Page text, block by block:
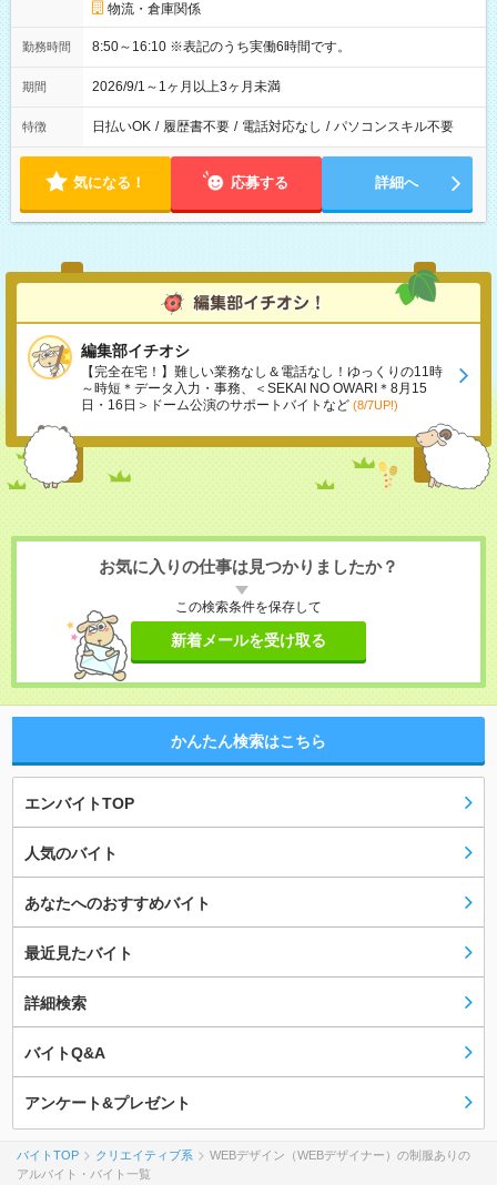
物流・倉庫関係
勤務時間 8:50～16:10 ※表記のうち実働6時間です。
期間 2026/9/1～1ヶ月以上3ヶ月未満
特徴 日払いOK / 履歴書不要 / 電話対応なし / パソコンスキル不要
気になる！ 応募する 詳細へ
編集部イチオシ
【完全在宅！】難しい業務なし＆電話なし！ゆっくりの11時
～時短＊データ入力・事務、＜SEKAI NO OWARI＊8月15
日・16日＞ドーム公演のサポートバイトなど (8/7UP!)
お気に入りの仕事は見つかりましたか？
この検索条件を保存して
新着メールを受け取る
かんたん検索はこちら
エンバイトTOP
人気のバイト
あなたへのおすすめバイト
最近見たバイト
詳細検索
バイトQ&A
アンケート&プレゼント
バイトTOP クリエイティブ系
WEBデザイン（WEBデザイナー）の制服ありの
アルバイト・バイト一覧